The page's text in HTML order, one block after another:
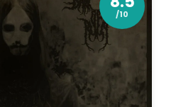
/10